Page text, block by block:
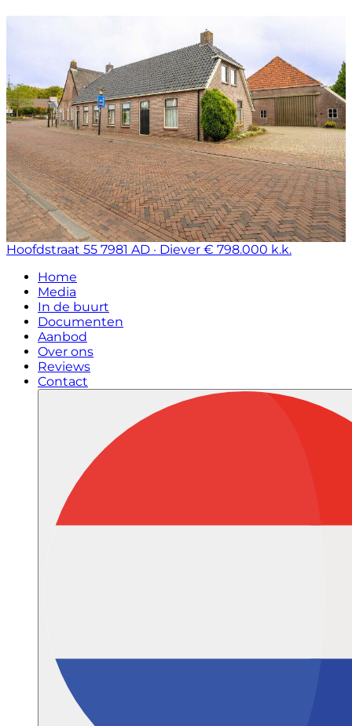
Hoofdstraat 55 7981 AD · Diever € 798.000 k.k.
Home
Media
In de buurt
Documenten
Aanbod
Over ons
Reviews
Contact